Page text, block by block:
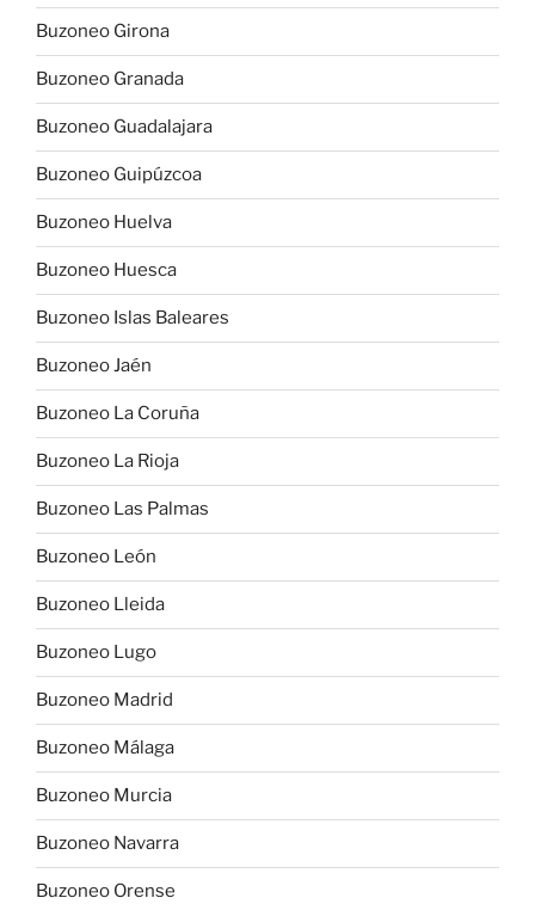
Buzoneo Girona
Buzoneo Granada
Buzoneo Guadalajara
Buzoneo Guipúzcoa
Buzoneo Huelva
Buzoneo Huesca
Buzoneo Islas Baleares
Buzoneo Jaén
Buzoneo La Coruña
Buzoneo La Rioja
Buzoneo Las Palmas
Buzoneo León
Buzoneo Lleida
Buzoneo Lugo
Buzoneo Madrid
Buzoneo Málaga
Buzoneo Murcia
Buzoneo Navarra
Buzoneo Orense